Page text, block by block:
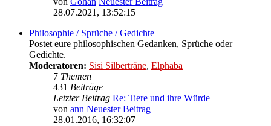
28.07.2021, 13:52:15
Philosophie / Sprüche / Gedichte
Postet eure philosophischen Gedanken, Sprüche oder
Gedichte.
Moderatoren: Sisi Silberträne, Elphaba
7 Themen
431 Beiträge
Letzter Beitrag Re: Tiere und ihre Würde
von ann Neuester Beitrag
28.01.2016, 16:32:07